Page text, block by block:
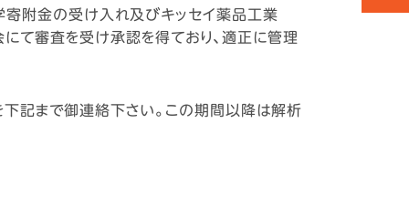
寄附金の受け入れ及びキッセイ薬品工業
て審査を受け承認を得ており、適正に管理
記まで御連絡下さい。この期間以降は解析